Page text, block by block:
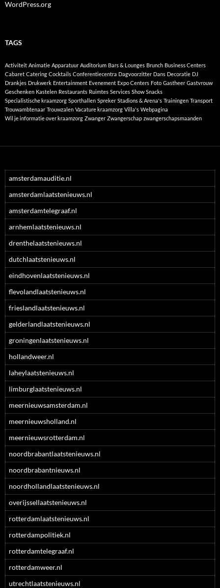
WordPress.org
TAGS
Activiteit Animatie Apparatuur Auditorium Bars & Lounges Brunch Business Centers
Cabaret Catering Cocktails Conferentiecentra Dagvoorzitter Dans Decoratie DJ
Drankjes Drukwerk Entertainment Evenement Expo Centers Foto Gastheer Gastvrouw
Geschenken Kastelen Restaurants Ruimtes Services Show Snacks
Specialistische kraamzorg Sporthallen Spreker Stadions & Arena's Trainingen Transport
Trouwambtenaar Trouwzalen Vacature kraamzorg Villa's Webpagina
Wil je informatie over kraamzorg Zwanger Zwangerschap zwangerschapsmaanden
amsterdamauditie.nl
amsterdamlaatstenieuws.nl
amsterdamtelegraaf.nl
arnhemlaatstenieuws.nl
drenthelaatstenieuws.nl
dutchlaatstenieuws.nl
eindhovenlaatstenieuws.nl
flevolandlaatstenieuws.nl
frieslandlaatstenieuws.nl
gelderlandlaatstenieuws.nl
groningenlaatstenieuws.nl
hollandweer.nl
laheylaatstenieuws.nl
limburglaatstenieuws.nl
meernieuwsamsterdam.nl
meernieuwsholland.nl
meernieuwsrotterdam.nl
noordbrabantlaatstenieuws.nl
noordbrabantnieuws.nl
noordhollandlaatstenieuws.nl
overijssellaatstenieuws.nl
rotterdamlaatstenieuws.nl
rotterdampolitiek.nl
rotterdamtelegraaf.nl
rotterdamweer.nl
utrechtlaatstenieuws.nl